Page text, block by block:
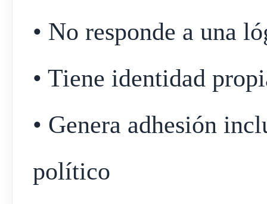
• No responde a una
• Tiene identidad
• Genera adhesión
político